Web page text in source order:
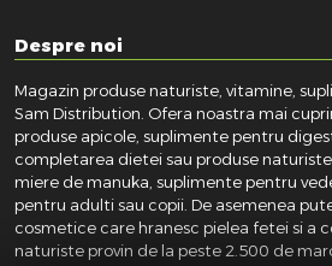
Despre noi
Magazin produse naturiste, vitamine,
Sam Distribution. Ofera noastra mai
produse apicole, suplimente pentru
completarea dietei sau produse
miere de manuka, suplimente pentru
pentru adulti sau copii. De asemenea
cosmetice care hranesc pielea fetei si a
naturiste provin de la peste 2.500 de